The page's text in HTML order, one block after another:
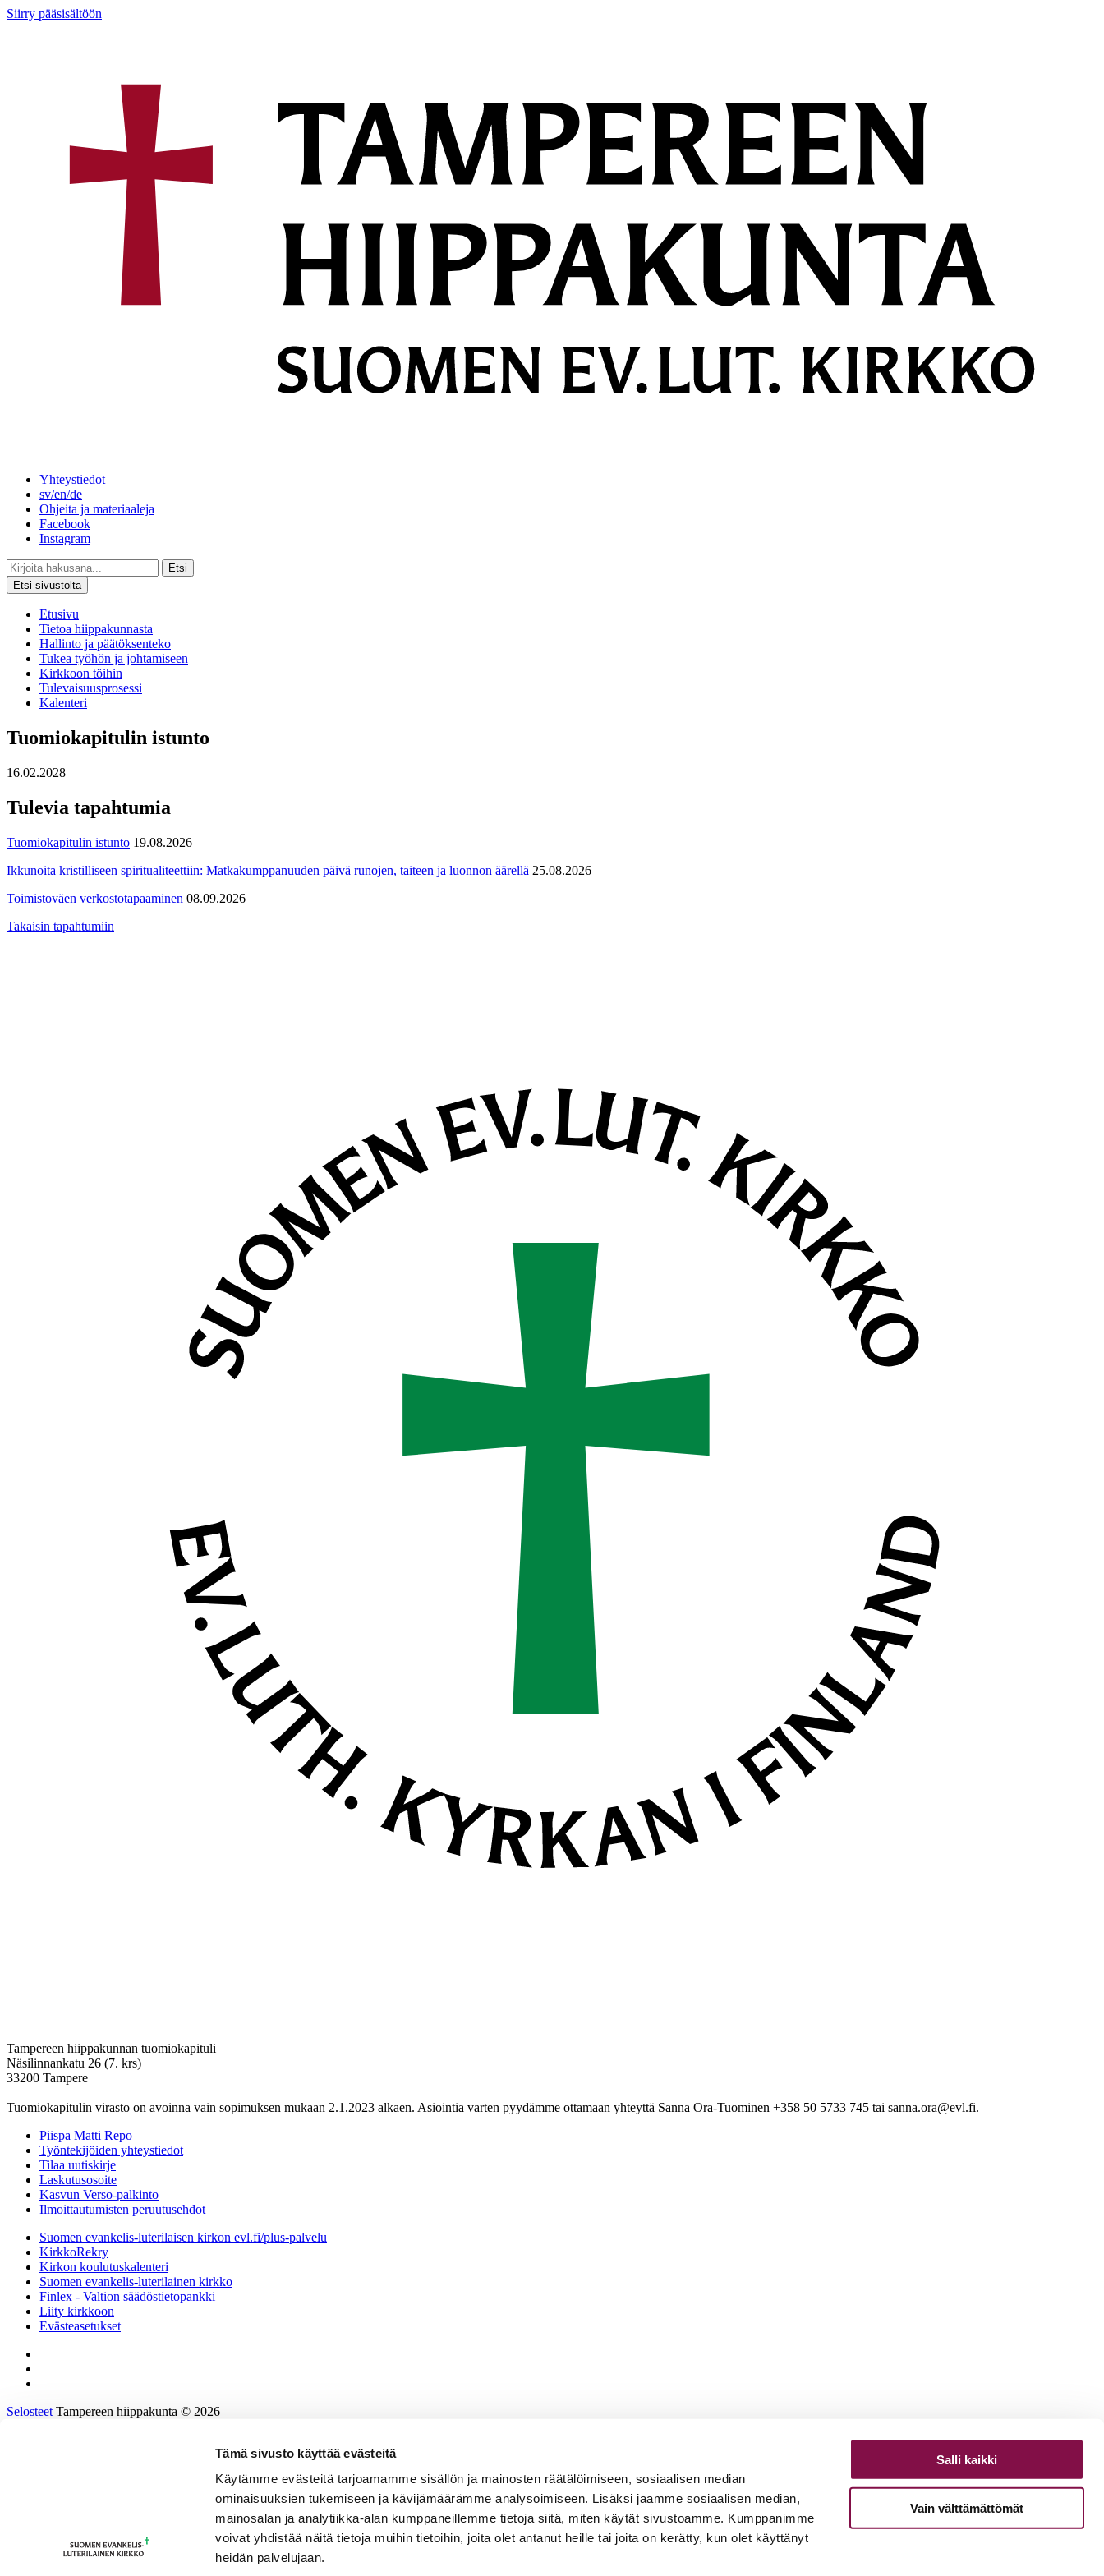
Tämä sivusto käyttää evästeitä
Käytämme evästeitä tarjoamamme sisällön ja mainosten räätälöimiseen, sosiaalisen median
ominaisuuksien tukemiseen ja kävijämäärämme analysoimiseen. Lisäksi jaamme sosiaalisen median,
mainosalan ja analytiikka-alan kumppaneillemme tietoja siitä, miten käytät sivustoamme. Kumppanimme
voivat yhdistää näitä tietoja muihin tietoihin, joita olet antanut heille tai joita on kerätty, kun olet käyttänyt
heidän palvelujaan.
Salli kaikki
Vain välttämättömät
Siirry pääsisältöön
Yhteystiedot
sv/en/de
Ohjeita ja materiaaleja
Facebook
Instagram
Etsi
Etsi sivustolta
Etusivu
Tietoa hiippakunnasta
Hallinto ja päätöksenteko
Tukea työhön ja johtamiseen
Kirkkoon töihin
Tulevaisuusprosessi
Kalenteri
Tuomiokapitulin istunto
16.02.2028
Tulevia tapahtumia
Tuomiokapitulin istunto 19.08.2026
Ikkunoita kristilliseen spiritualiteettiin: Matkakumppanuuden päivä runojen, taiteen ja luonnon äärellä 25.08.2026
Toimistoväen verkostotapaaminen 08.09.2026
Takaisin tapahtumiin
Tampereen hiippakunnan tuomiokapituli
Näsilinnankatu 26 (7. krs)
33200 Tampere
Tuomiokapitulin virasto on avoinna vain sopimuksen mukaan 2.1.2023 alkaen. Asiointia varten pyydämme ottamaan yhteyttä Sanna Ora-Tuominen +358 50 5733 745 tai sanna.ora@evl.fi.
Piispa Matti Repo
Työntekijöiden yhteystiedot
Tilaa uutiskirje
Laskutusosoite
Kasvun Verso-palkinto
Ilmoittautumisten peruutusehdot
Suomen evankelis-luterilaisen kirkon evl.fi/plus-palvelu
KirkkoRekry
Kirkon koulutuskalenteri
Suomen evankelis-luterilainen kirkko
Finlex - Valtion säädöstietopankki
Liity kirkkoon
Evästeasetukset
Selosteet Tampereen hiippakunta © 2026
Kalenteri